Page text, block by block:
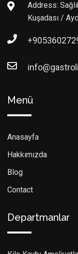
Address:
Kuşadası /
Menü
Anasayfa
Hakkımızda
Blog
Contact
Departmanlar